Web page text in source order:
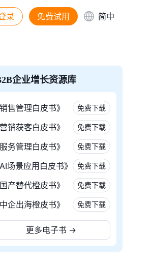
录 免费试用 简中
企业增长资源库
销售管理白皮书》 免费下载
营销获客白皮书》 免费下载
服务管理白皮书》 免费下载
AI场景应用白皮书》 免费下载
国产替代橙皮书》 免费下载
中企出海橙皮书》 免费下载
更多电子书 →